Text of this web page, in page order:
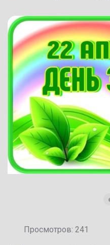
Просмотров: 241